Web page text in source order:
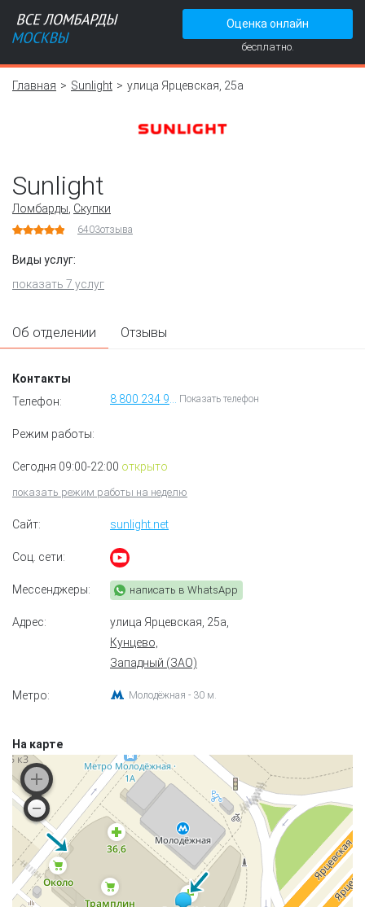
Оценка онлайн
бесплатно.
Главная Sunlight улица Ярцевская, 25а
Sunlight
Ломбарды Скупки
6403отзыва
Виды услуг:
показать 7 услуг
Об отделении Отзывы
Контакты
Телефон:
Показать телефон
Режим работы:
Сегодня 09:00-22:00 открыто
показать режим работы на неделю
Сайт: sunlight.net
Соц. сети:
Мессенджеры: написать в WhatsApp
Адрес: улица Ярцевская, 25а
Кунцево,
Западный (ЗАО)
Метро: Молодёжная - 30 м.
На карте